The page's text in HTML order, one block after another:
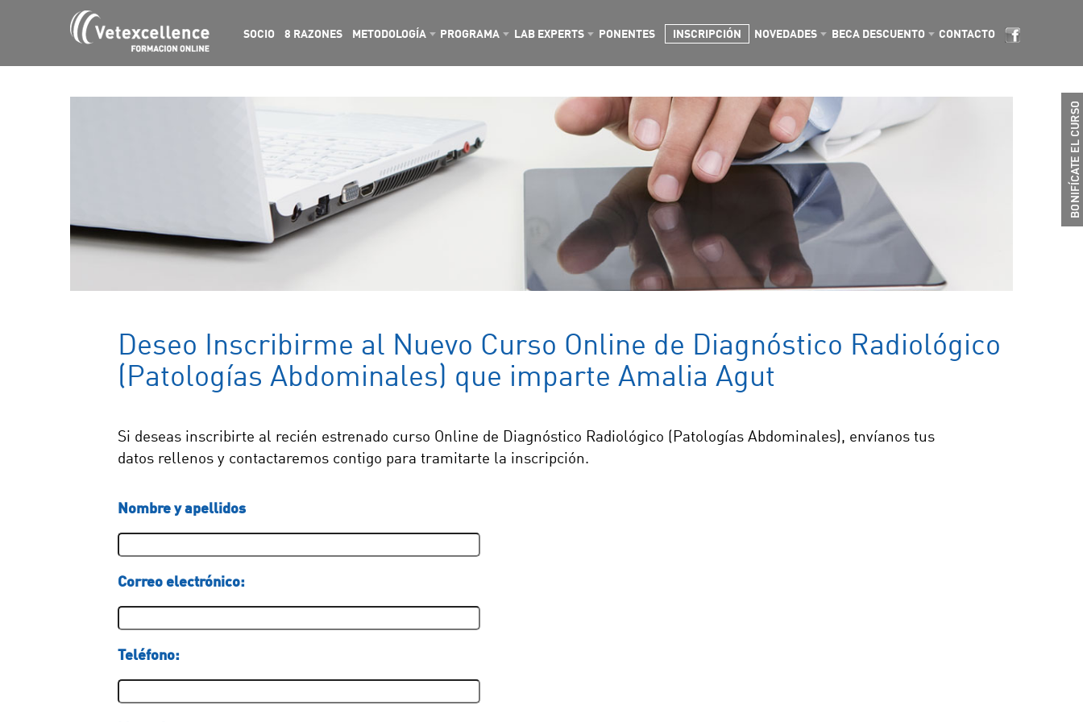
SOCIO 8 RAZONES METODOLOGÍA PROGRAMA LAB EXPERTS PONENTES INSCRIPCIÓN NOVEDADES BECA DESCUENTO CONTACTO
Deseo Inscribirme al Nuevo Curso Online de Diagnóstico Radiológico
(Patologías Abdominales) que imparte Amalia Agut
Si deseas inscribirte al recién estrenado curso Online de Diagnóstico Radiológico (Patologías Abdominales), envíanos tus
datos rellenos y contactaremos contigo para tramitarte la inscripción.
Nombre y apellidos
Correo electrónico:
Teléfono: